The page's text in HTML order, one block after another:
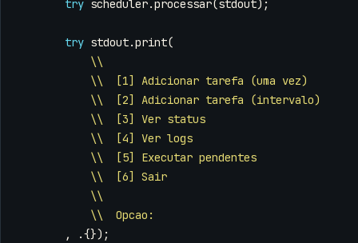
try scheduler.processar(stdout);
try stdout.print(
\\
\\  [1] Adicionar tarefa (uma vez)
\\  [2] Adicionar tarefa (intervalo)
\\  [3] Ver status
\\  [4] Ver logs
\\  [5] Executar pendentes
\\  [6] Sair
\\
\\  Opcao:
,
.{});